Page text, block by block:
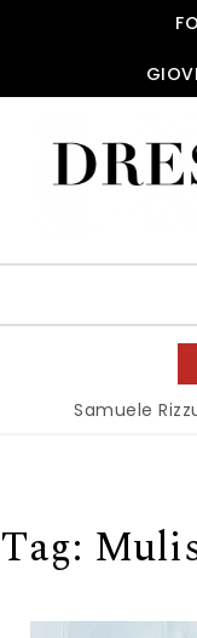
Samuele
Tag: